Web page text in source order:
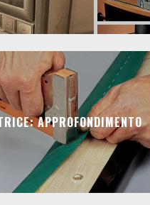
APPROFONDIMENTO